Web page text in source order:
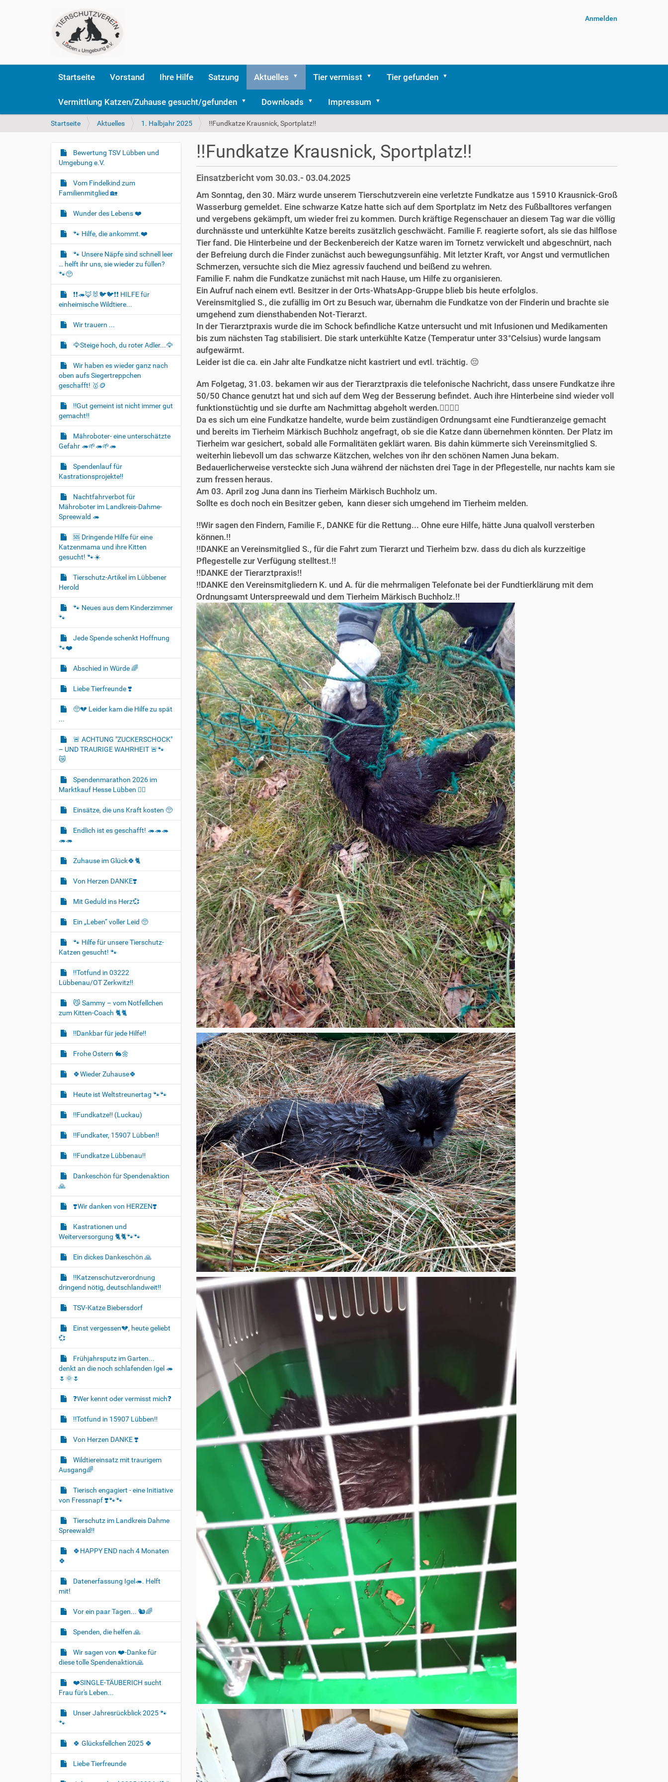
Anmelden
Startseite Vorstand Ihre Hilfe Satzung Aktuelles Tier vermisst Tier gefunden
Vermittlung Katzen/Zuhause gesucht/gefunden Downloads Impressum
S
e
n
i
r
Startseite Aktuelles 1. Halbjahr 2025 ‼️Fundkatze Krausnick, Sportplatz‼️
‼️Fundkatze Krausnick, Sportplatz‼️
Einsatzbericht vom 30.03.- 03.04.2025
Am Sonntag, den 30. März wurde unserem Tierschutzverein eine verletzte Fundkatze aus 15910 Krausnick-Groß
Wasserburg gemeldet. Eine schwarze Katze hatte sich auf dem Sportplatz im Netz des Fußballtores verfangen
und vergebens gekämpft, um wieder frei zu kommen. Durch kräftige Regenschauer an diesem Tag war die völlig
durchnässte und unterkühlte Katze bereits zusätzlich geschwächt. Familie F. reagierte sofort, als sie das hilflose
Tier fand. Die Hinterbeine und der Beckenbereich der Katze waren im Tornetz verwickelt und abgeschnürt, nach
der Befreiung durch die Finder zunächst auch bewegungsunfähig. Mit letzter Kraft, vor Angst und vermutlichen
Schmerzen, versuchte sich die Miez agressiv fauchend und beißend zu wehren.
Familie F. nahm die Fundkatze zunächst mit nach Hause, um Hilfe zu organisieren.
Ein Aufruf nach einem evtl. Besitzer in der Orts-WhatsApp-Gruppe blieb bis heute erfolglos.
Vereinsmitglied S., die zufällig im Ort zu Besuch war, übernahm die Fundkatze von der Finderin und brachte sie
umgehend zum diensthabenden Not-Tierarzt.
In der Tierarztpraxis wurde die im Schock befindliche Katze untersucht und mit Infusionen und Medikamenten
bis zum nächsten Tag stabilisiert. Die stark unterkühlte Katze (Temperatur unter 33°Celsius) wurde langsam
aufgewärmt.
Leider ist die ca. ein Jahr alte Fundkatze nicht kastriert und evtl. trächtig. 😔
Am Folgetag, 31.03. bekamen wir aus der Tierarztpraxis die telefonische Nachricht, dass unsere Fundkatze ihre
50/50 Chance genutzt hat und sich auf dem Weg der Besserung befindet. Auch ihre Hinterbeine sind wieder voll
funktionstüchtig und sie durfte am Nachmittag abgeholt werden.👍🏻🍀😻
Da es sich um eine Fundkatze handelte, wurde beim zuständigen Ordnungsamt eine Fundtieranzeige gemacht
und bereits im Tierheim Märkisch Buchholz angefragt, ob sie die Katze dann übernehmen könnten. Der Platz im
Tierheim war gesichert, sobald alle Formalitäten geklärt waren. Bis dahin kümmerte sich Vereinsmitglied S.
weiterhin liebevoll um das schwarze Kätzchen, welches von ihr den schönen Namen Juna bekam.
Bedauerlicherweise versteckte sich Juna während der nächsten drei Tage in der Pflegestelle, nur nachts kam sie
zum fressen heraus.
Am 03. April zog Juna dann ins Tierheim Märkisch Buchholz um.
Sollte es doch noch ein Besitzer geben, kann dieser sich umgehend im Tierheim melden.
‼️Wir sagen den Findern, Familie F., DANKE für die Rettung... Ohne eure Hilfe, hätte Juna qualvoll versterben
können.‼️
‼️DANKE an Vereinsmitglied S., für die Fahrt zum Tierarzt und Tierheim bzw. dass du dich als kurzzeitige
Pflegestelle zur Verfügung stelltest.‼️
‼️DANKE der Tierarztpraxis‼️
‼️DANKE den Vereinsmitgliedern K. und A. für die mehrmaligen Telefonate bei der Fundtierklärung mit dem
Ordnungsamt Unterspreewald und dem Tierheim Märkisch Buchholz.‼️
N
a
v
i
g
a
t
i
o
n
Bewertung TSV Lübben und
Umgebung e.V.
Vom Findelkind zum
Familienmitglied 🏡
Wunder des Lebens ❤️
🐾 Hilfe, die ankommt.❤️
🐾 Unsere Näpfe sind schnell leer
… helft ihr uns, sie wieder zu füllen?
🐾🥺
❗❗🦔🦊🐰🐦‍🐦❗❗ HILFE für
einheimische Wildtiere...
Wir trauern ...
🦅Steige hoch, du roter Adler...🦅
Wir haben es wieder ganz nach
oben aufs Siegertreppchen
geschafft! 🥇🪙
‼️Gut gemeint ist nicht immer gut
gemacht‼️
Mähroboter- eine unterschätzte
Gefahr 🦔🌱🦔🌱🦔
Spendenlauf für
Kastrationsprojekte‼️
Nachtfahrverbot für
Mähroboter im Landkreis-Dahme-
Spreewald 🦔
🆘️ Dringende Hilfe für eine
Katzenmama und ihre Kitten
gesucht! 🐾☀️
Tierschutz-Artikel im Lübbener
Herold
🐾 Neues aus dem Kinderzimmer
🐾
Jede Spende schenkt Hoffnung
🐾❤️
Abschied in Würde 🌈
Liebe Tierfreunde ❣️
🥺💔 Leider kam die Hilfe zu spät
...
🚨 ACHTUNG "ZUCKERSCHOCK"
– UND TRAURIGE WAHRHEIT 🚨🐾
😿
Spendenmarathon 2026 im
Marktkauf Hesse Lübben 👍🏻
Einsätze, die uns Kraft kosten 🥺
Endlich ist es geschafft! 🦔🦔🦔
🦔🦔
Zuhause im Glück🍀🐈‍
Von Herzen DANKE❣️
Mit Geduld ins Herz💞
Ein „Leben“ voller Leid 🥺
🐾 Hilfe für unsere Tierschutz-
Katzen gesucht! 🐾
‼️Totfund in 03222
Lübbenau/OT Zerkwitz‼️
😼 Sammy – vom Notfellchen
zum Kitten-Coach 🐈🐈‍
‼️Dankbar für jede Hilfe‼️
Frohe Ostern 🐇🌼
🍀Wieder Zuhause🍀
Heute ist Weltstreunertag 🐾🐾
‼️Fundkatze‼️ (Luckau)
‼️Fundkater, 15907 Lübben‼️
‼️Fundkatze Lübbenau‼️
Dankeschön für Spendenaktion
🙏
❣️Wir danken von HERZEN❣️
Kastrationen und
Weiterversorgung 🐈‍🐈🐾🐾
Ein dickes Dankeschön 🙏
‼️Katzenschutzverordnung
dringend nötig, deutschlandweit‼️
TSV-Katze Biebersdorf
Einst vergessen💔, heute geliebt
💞
Frühjahrsputz im Garten...
denkt an die noch schlafenden Igel 🦔
🌷🌞🌷
❓️Wer kennt oder vermisst mich❓️
‼️Totfund in 15907 Lübben‼️
Von Herzen DANKE ❣️
Wildtiereinsatz mit traurigem
Ausgang🌈
Tierisch engagiert - eine Initiative
von Fressnapf ❣️🐾🐾
Tierschutz im Landkreis Dahme
Spreewald‼️
🍀HAPPY END nach 4 Monaten
🍀
Datenerfassung Igel🦔. Helft
mit!
Vor ein paar Tagen... 🐿🌈
Spenden, die helfen 🙏
Wir sagen von ❤️-Danke für
diese tolle Spendenaktion🙏
❤️SINGLE-TÄUBERICH sucht
Frau für's Leben...
Unser Jahresrückblick 2025 🐾
🐾
🍀 Glücksfellchen 2025 🍀
Liebe Tierfreunde